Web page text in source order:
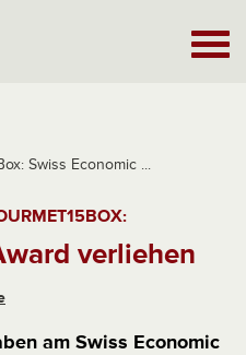
Swiss Economic ...
verliehen
am Swiss Economic